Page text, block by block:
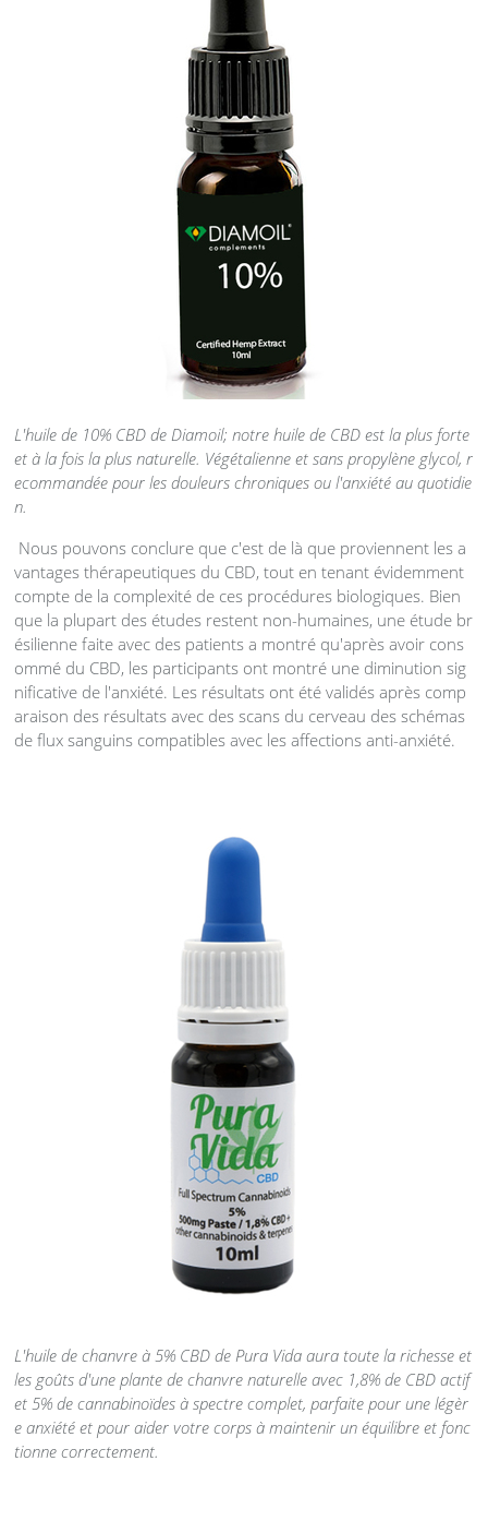
L'huile de 10% CBD de Diamoil; notre huile de CBD est la plus forte
et à la fois la plus naturelle. Végétalienne et sans propylène glycol, r
ecommandée pour les douleurs chroniques ou l'anxiété au quotidie
n.
Nous pouvons conclure que c'est de là que proviennent les a
vantages thérapeutiques du CBD, tout en tenant évidemment
compte de la complexité de ces procédures biologiques. Bien
que la plupart des études restent non-humaines, une étude br
ésilienne faite avec des patients a montré qu'après avoir cons
ommé du CBD, les participants ont montré une diminution sig
nificative de l'anxiété. Les résultats ont été validés après comp
araison des résultats avec des scans du cerveau des schémas
de flux sanguins compatibles avec les affections anti-anxiété.
L'huile de chanvre à 5% CBD de Pura Vida aura toute la richesse et
les goûts d'une plante de chanvre naturelle avec 1,8% de CBD actif
et 5% de cannabinoïdes à spectre complet, parfaite pour une légèr
e anxiété et pour aider votre corps à maintenir un équilibre et fonc
tionne correctement.